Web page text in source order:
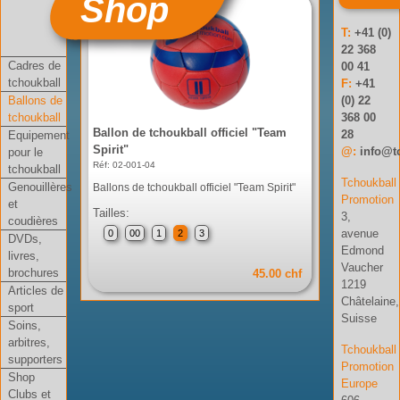
Shop
Cadres de
tchoukball
Ballons de
tchoukball
Equipement
pour le
tchoukball
Genouillères
et
coudières
DVDs,
livres,
brochures
Articles de
sport
Soins,
arbitres,
supporters
Shop
Clubs et
Ballon de tchoukball officiel "Team
Spirit"
Réf: 02-001-04
Ballons de tchoukball officiel "Team Spirit"
Tailles:
0 00 1 2 3
45.00 chf
T:+41 (0)
22 368
00 41
F:+41
(0) 22
368 00
28
@:
Tchoukball
Promotion
3,
avenue
Edmond
Vaucher
1219
Châtelaine,
Suisse
Tchoukball
Promotion
Europe